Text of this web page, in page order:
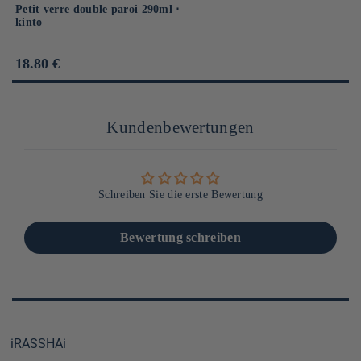
Petit verre double paroi 290ml ⋅
kinto
Prix
habituel
18.80 €
Kundenbewertungen
Schreiben Sie die erste Bewertung
Bewertung schreiben
iRASSHAi